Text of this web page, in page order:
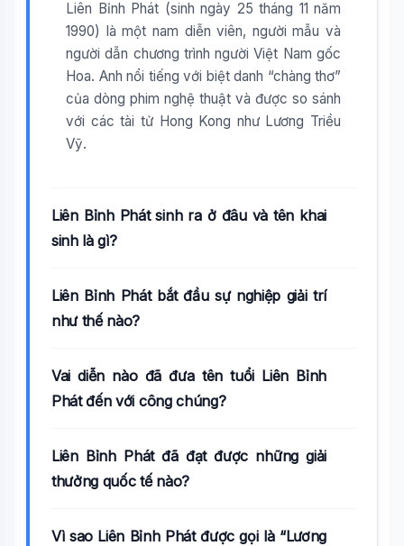
Liên Bỉnh Phát (sinh ngày 25 tháng 11 năm
1990) là một nam diễn viên, người mẫu và
người dẫn chương trình người Việt Nam gốc
Hoa. Anh nổi tiếng với biệt danh “chàng thơ”
của dòng phim nghệ thuật và được so sánh
với các tài tử Hong Kong như Lương Triều
Vỹ.
Liên Bỉnh Phát sinh ra ở đâu và tên khai
sinh là gì?
Liên Bỉnh Phát bắt đầu sự nghiệp giải trí
như thế nào?
Vai diễn nào đã đưa tên tuổi Liên Bỉnh
Phát đến với công chúng?
Liên Bỉnh Phát đã đạt được những giải
thưởng quốc tế nào?
Vì sao Liên Bỉnh Phát được gọi là “Lương